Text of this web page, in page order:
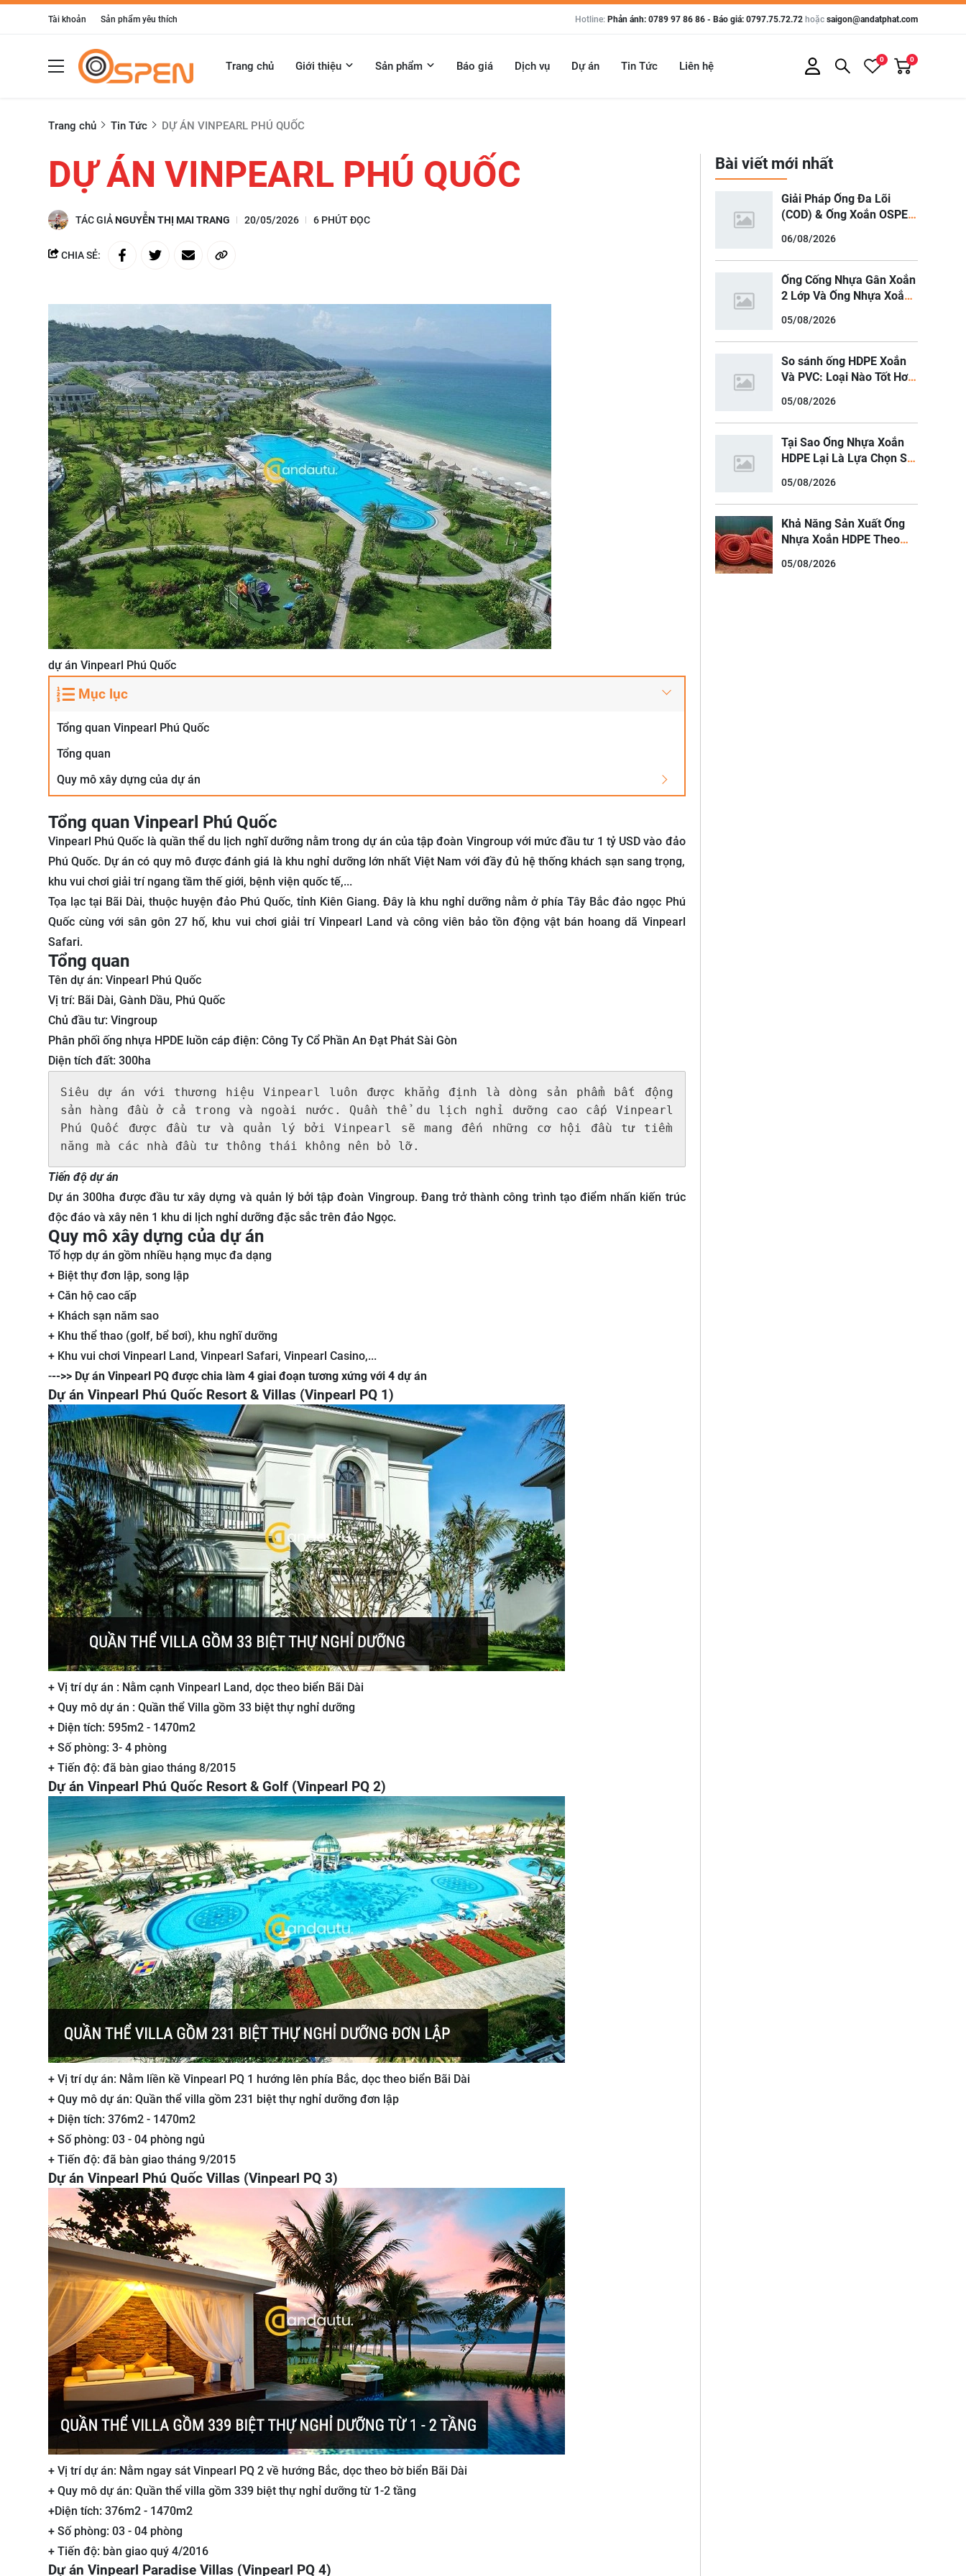
Tài khoản Sản phẩm yêu thích Hotline: Phản ánh: 0789 97 86 86 - Báo giá: 0797.75.72.72 hoặc saigon@andatphat.com
Trang chủ Giới thiệu Sản phẩm Báo giá Dịch vụ Dự án Tin Tức Liên hệ
0 0
Trang chủ Tin Tức DỰ ÁN VINPEARL PHÚ QUỐC
DỰ ÁN VINPEARL PHÚ QUỐC
TÁC GIẢNGUYỄN THỊ MAI TRANG 20/05/2026 6 PHÚT ĐỌC
CHIA SẺ:
dự án Vinpearl Phú Quốc
Mục lục
Tổng quan Vinpearl Phú Quốc
Tổng quan
Quy mô xây dựng của dự án
Tổng quan Vinpearl Phú Quốc
Vinpearl Phú Quốc là quần thể du lịch nghĩ dưỡng nằm trong dự án của tập đoàn Vingroup với mức đầu tư 1 tỷ USD vào đảo
Phú Quốc. Dự án có quy mô được đánh giá là khu nghỉ dưỡng lớn nhất Việt Nam với đầy đủ hệ thống khách sạn sang trọng,
khu vui chơi giải trí ngang tầm thế giới, bệnh viện quốc tế,...
Tọa lạc tại Bãi Dài, thuộc huyện đảo Phú Quốc, tỉnh Kiên Giang. Đây là khu nghỉ dưỡng nằm ở phía Tây Bắc đảo ngọc Phú
Quốc cùng với sân gôn 27 hố, khu vui chơi giải trí Vinpearl Land và công viên bảo tồn động vật bán hoang dã Vinpearl
Safari.
Tổng quan
Tên dự án: Vinpearl Phú Quốc
Vị trí: Bãi Dài, Gành Dầu, Phú Quốc
Chủ đầu tư: Vingroup
Phân phối ống nhựa HPDE luồn cáp điện: Công Ty Cổ Phần An Đạt Phát Sài Gòn
Diện tích đất: 300ha
Siêu dự án với thương hiệu Vinpearl luôn được khẳng định là dòng sản phẩm bất động
sản hàng đầu ở cả trong và ngoài nước. Quần thể du lịch nghỉ dưỡng cao cấp Vinpearl
Phú Quốc được đầu tư và quản lý bởi Vinpearl sẽ mang đến những cơ hội đầu tư tiềm
năng mà các nhà đầu tư thông thái không nên bỏ lỡ.
Tiến độ dự án
Dự án 300ha được đầu tư xây dựng và quản lý bởi tập đoàn Vingroup. Đang trở thành công trình tạo điểm nhấn kiến trúc
độc đáo và xây nên 1 khu di lịch nghỉ dưỡng đặc sắc trên đảo Ngọc.
Quy mô xây dựng của dự án
Tổ hợp dự án gồm nhiều hạng mục đa dạng
+ Biệt thự đơn lập, song lập
+ Căn hộ cao cấp
+ Khách sạn năm sao
+ Khu thể thao (golf, bể bơi), khu nghĩ dưỡng
+ Khu vui chơi Vinpearl Land, Vinpearl Safari, Vinpearl Casino,...
--->> Dự án Vinpearl PQ được chia làm 4 giai đoạn tương xứng với 4 dự án
Dự án Vinpearl Phú Quốc Resort & Villas (Vinpearl PQ 1)
+ Vị trí dự án : Nằm cạnh Vinpearl Land, dọc theo biển Bãi Dài
+ Quy mô dự án : Quần thể Villa gồm 33 biệt thự nghỉ dưỡng
+ Diện tích: 595m2 - 1470m2
+ Số phòng: 3- 4 phòng
+ Tiến độ: đã bàn giao tháng 8/2015
Dự án Vinpearl Phú Quốc Resort & Golf (Vinpearl PQ 2)
+ Vị trí dự án: Nằm liền kề Vinpearl PQ 1 hướng lên phía Bắc, dọc theo biển Bãi Dài
+ Quy mô dự án: Quần thể villa gồm 231 biệt thự nghỉ dưỡng đơn lập
+ Diện tích: 376m2 - 1470m2
+ Số phòng: 03 - 04 phòng ngủ
+ Tiến độ: đã bàn giao tháng 9/2015
Dự án Vinpearl Phú Quốc Villas (Vinpearl PQ 3)
+ Vị trí dự án: Nằm ngay sát Vinpearl PQ 2 về hướng Bắc, dọc theo bờ biển Bãi Dài
+ Quy mô dự án: Quần thể villa gồm 339 biệt thự nghỉ dưỡng từ 1-2 tầng
+Diện tích: 376m2 - 1470m2
+ Số phòng: 03 - 04 phòng
+ Tiến độ: bàn giao quý 4/2016
Dự án Vinpearl Paradise Villas (Vinpearl PQ 4)
Bài viết mới nhất
Giải Pháp Ống Đa Lõi
(COD) & Ống Xoắn OSPEN
Cáp Quang Đô Thị
06/08/2026
Ống Cống Nhựa Gân Xoắn
2 Lớp Và Ống Nhựa Xoắn
05/08/2026
So sánh ống HDPE Xoắn
Và PVC: Loại Nào Tốt Hơn
05/08/2026
Tại Sao Ống Nhựa Xoắn
HDPE Lại Là Lựa Chọn Số
Và Điện Mặt Trời
05/08/2026
Khả Năng Sản Xuất Ống
Nhựa Xoắn HDPE Theo
Lớn
05/08/2026